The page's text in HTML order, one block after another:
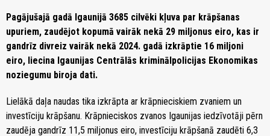
Pagājušajā gadā Igaunijā 3685 cilvēki kļuva par krāpšanas
upuriem, zaudējot kopumā vairāk nekā 29 miljonus eiro, kas ir
gandrīz divreiz vairāk nekā 2024. gadā izkrāptie 16 miljoni
eiro, liecina Igaunijas Centrālās kriminālpolicijas Ekonomikas
noziegumu biroja dati.
Lielākā daļa naudas tika izkrāpta ar krāpnieciskiem zvaniem un
investīciju krāpšanu. Krāpnieciskos zvanos Igaunijas iedzīvotāji pērn
zaudēja gandrīz 11,5 miljonus eiro, investīciju krāpšanā zaudēti 6,3